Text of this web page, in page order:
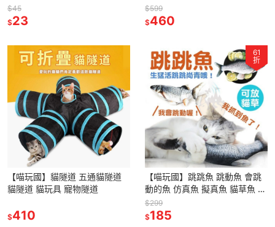
玩具 逗貓棒 緞帶逗貓棒
$45
$23
可折疊 方便收納
$599
$460
【喵玩國】貓隧道 五通貓隧道
貓隧道 貓玩具 寵物隧道
$410
61
折
【喵玩國】跳跳魚 跳動魚 會跳
動的魚 仿真魚 擬真魚 貓草魚 貓
薄荷魚 貓玩具 貓咪玩具 逗貓玩
具
$299
$185